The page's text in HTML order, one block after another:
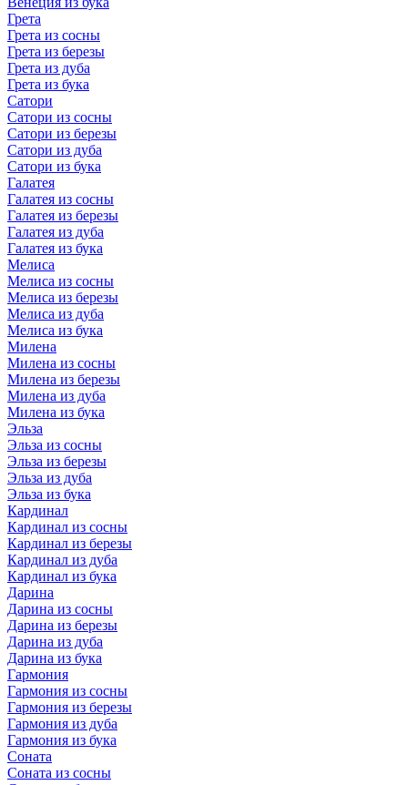
Грета
Грета из сосны
Грета из березы
Грета из дуба
Грета из бука
Сатори
Сатори из сосны
Сатори из березы
Сатори из дуба
Сатори из бука
Галатея
Галатея из сосны
Галатея из березы
Галатея из дуба
Галатея из бука
Мелиса
Мелиса из сосны
Мелиса из березы
Мелиса из дуба
Мелиса из бука
Милена
Милена из сосны
Милена из березы
Милена из дуба
Милена из бука
Эльза
Эльза из сосны
Эльза из березы
Эльза из дуба
Эльза из бука
Кардинал
Кардинал из сосны
Кардинал из березы
Кардинал из дуба
Кардинал из бука
Дарина
Дарина из сосны
Дарина из березы
Дарина из дуба
Дарина из бука
Гармония
Гармония из сосны
Гармония из березы
Гармония из дуба
Гармония из бука
Соната
Соната из сосны